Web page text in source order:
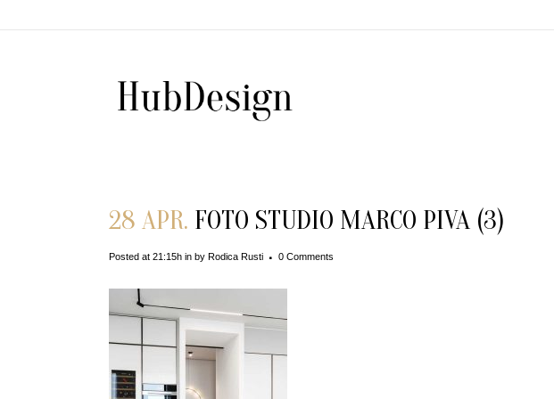
28 APR. FOTO STUDIO MARCO PIVA (3)
Posted at 21:15h in by Rodica Rusti 0 Comments